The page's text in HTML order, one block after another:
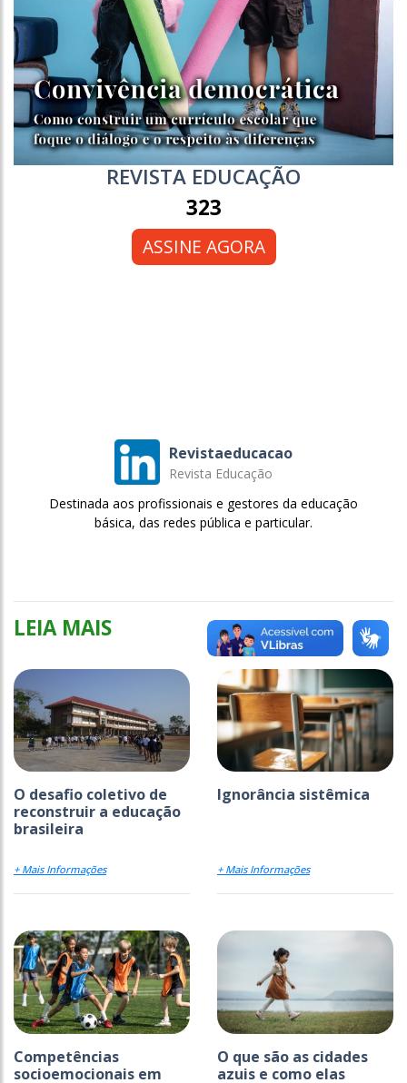
REVISTA EDUCAÇÃO
323
ASSINE AGORA
Revistaeducacao
Revista Educação
Destinada aos profissionais e gestores da educação
básica, das redes pública e particular.
LEIA MAIS
O desafio coletivo de
reconstruir a educação
brasileira
+ Mais Informações
Ignorância sistêmica
+ Mais Informações
Competências
socioemocionais em
O que são as cidades
azuis e como elas